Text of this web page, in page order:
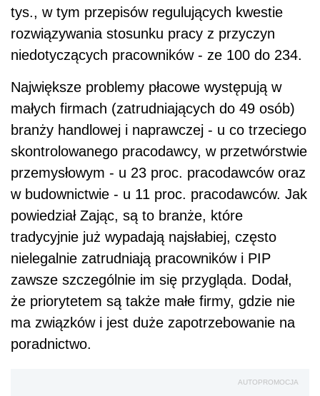
tys., w tym przepisów regulujących kwestie
rozwiązywania stosunku pracy z przyczyn
niedotyczących pracowników - ze 100 do 234.
Największe problemy płacowe występują w
małych firmach (zatrudniających do 49 osób)
branży handlowej i naprawczej - u co trzeciego
skontrolowanego pracodawcy, w przetwórstwie
przemysłowym - u 23 proc. pracodawców oraz
w budownictwie - u 11 proc. pracodawców. Jak
powiedział Zając, są to branże, które
tradycyjnie już wypadają najsłabiej, często
nielegalnie zatrudniają pracowników i PIP
zawsze szczególnie im się przygląda. Dodał,
że priorytetem są także małe firmy, gdzie nie
ma związków i jest duże zapotrzebowanie na
poradnictwo.
AUTOPROMOCJA